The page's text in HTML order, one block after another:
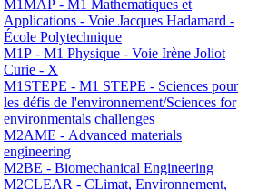
M1MAP - M1 Mathématiques et
Applications - Voie Jacques Hadamard -
École Polytechnique
M1P - M1 Physique - Voie Irène Joliot
Curie - X
M1STEPE - M1 STEPE - Sciences pour
les défis de l'environnement/Sciences for
environmentals challenges
M2AME - Advanced materials
engineering
M2BE - Biomechanical Engineering
M2CLEAR - CLimat, Environnement,